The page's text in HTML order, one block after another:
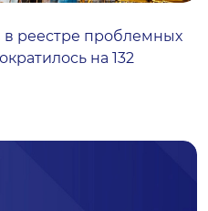
в реестре проблемных
на 132